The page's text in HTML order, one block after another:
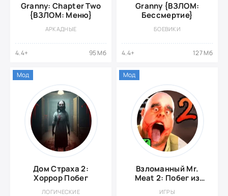
Granny: Chapter Two
{ВЗЛОМ: Меню}
АРКАДНЫЕ
4.4+ 95 Мб
Granny {ВЗЛОМ:
Бессмертие}
БОЕВИКИ
4.4+ 127 Мб
Дом Страха 2:
Хоррор Побег
ЛОГИЧЕСКИЕ
Мод
Взломанный Mr.
Meat 2: Побег из
ИГРЫ
Мод